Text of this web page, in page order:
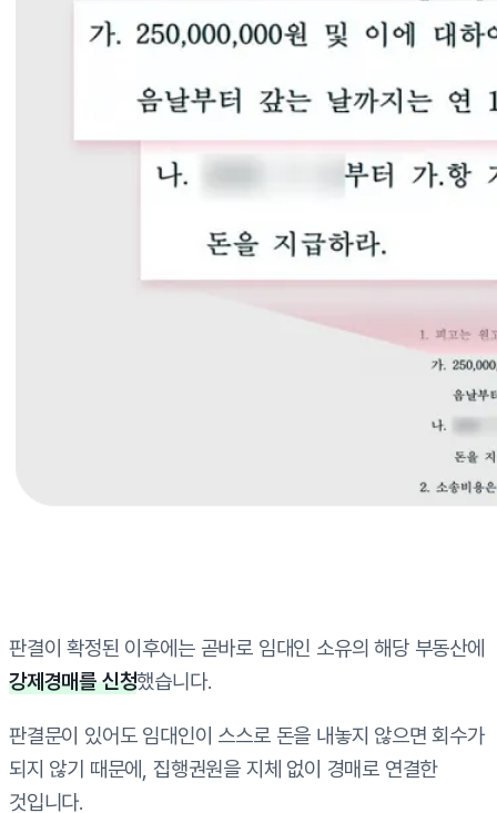
판결이 확정된 이후에는 곧바로 임대인 소유의 해당 부동산에
강제경매를 신청했습니다.
판결문이 있어도 임대인이 스스로 돈을 내놓지 않으면 회수가
되지 않기 때문에, 집행권원을 지체 없이 경매로 연결한
것입니다.